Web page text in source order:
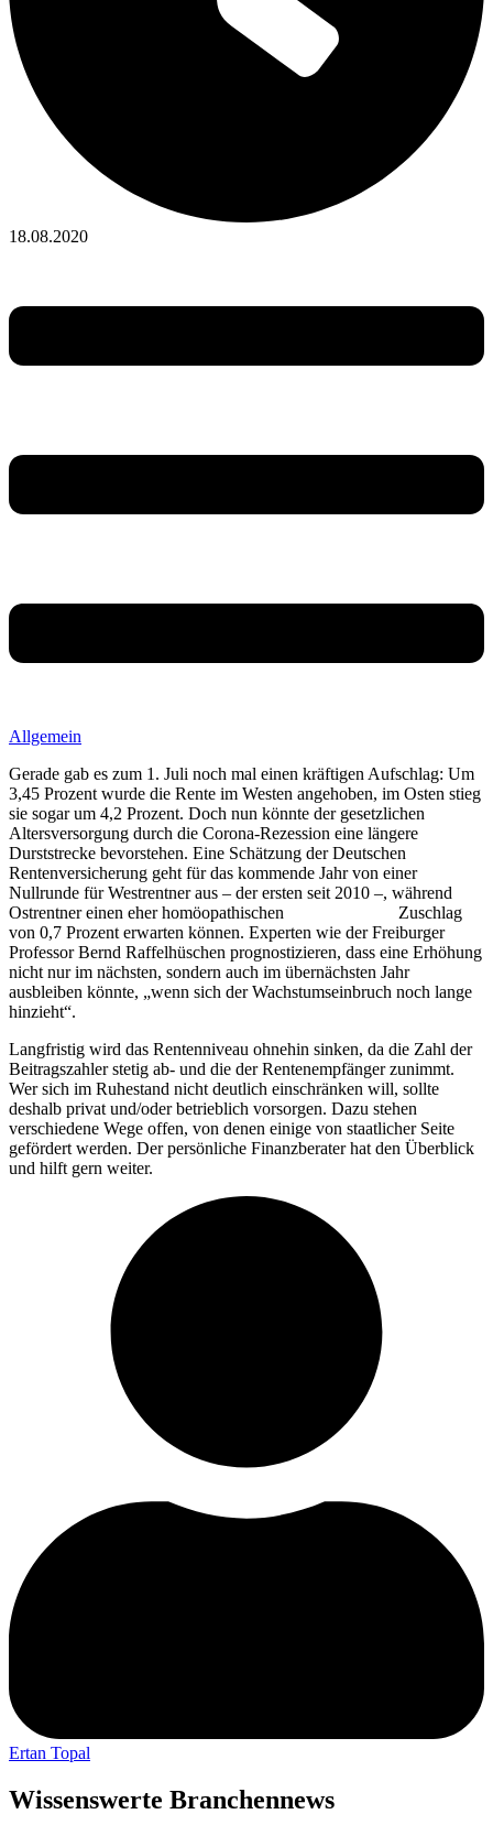
18.08.2020
Allgemein
Gerade gab es zum 1. Juli noch mal einen kräftigen Aufschlag: Um
3,45 Prozent wurde die Rente im Westen angehoben, im Osten stieg
sie sogar um 4,2 Prozent. Doch nun könnte der gesetzlichen
Altersversorgung durch die Corona-Rezession eine längere
Durststrecke bevorstehen. Eine Schätzung der Deutschen
Rentenversicherung geht für das kommende Jahr von einer
Nullrunde für Westrentner aus – der ersten seit 2010 –, während
Ostrentner einen eher homöopathischen Zuschlag
von 0,7 Prozent erwarten können. Experten wie der Freiburger
Professor Bernd Raffelhüschen prognostizieren, dass eine Erhöhung
nicht nur im nächsten, sondern auch im übernächsten Jahr
ausbleiben könnte, „wenn sich der Wachstumseinbruch noch lange
hinzieht“.
Langfristig wird das Rentenniveau ohnehin sinken, da die Zahl der
Beitragszahler stetig ab- und die der Rentenempfänger zunimmt.
Wer sich im Ruhestand nicht deutlich einschränken will, sollte
deshalb privat und/oder betrieblich vorsorgen. Dazu stehen
verschiedene Wege offen, von denen einige von staatlicher Seite
gefördert werden. Der persönliche Finanzberater hat den Überblick
und hilft gern weiter.
Ertan Topal
Wissenswerte Branchennews